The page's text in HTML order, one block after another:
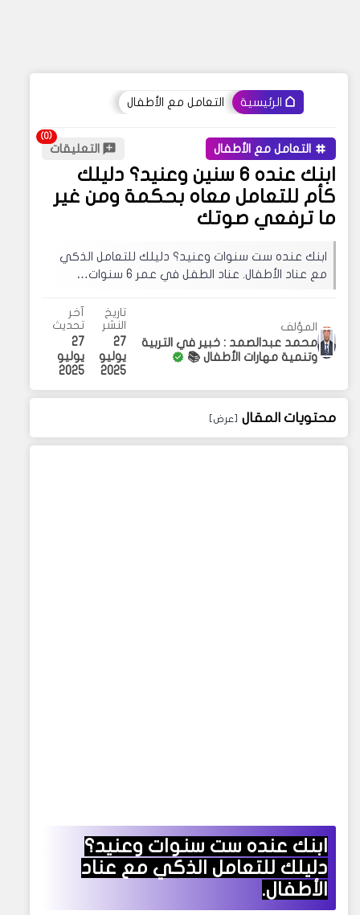
الرئيسية التعامل مع الأطفال
التعامل مع الأطفال التعليقات
ابنك عنده 6 سنين وعنيد؟ دليلك
كأم للتعامل معاه بحكمة ومن غير
ما ترفعي صوتك
ابنك عنده ست سنوات وعنيد؟ دليلك للتعامل الذكي
مع عناد الأطفال. عناد الطفل في عمر 6 سنوات…
المؤلف
محمد عبدالصمد : خبير في التربية
وتنمية مهارات الأطفال 📚
تاريخ
النشر
27
يوليو
2025
آخر
تحديث
27
يوليو
2025
محتويات المقال
ابنك عنده ست سنوات وعنيد؟
دليلك للتعامل الذكي مع عناد
الأطفال.